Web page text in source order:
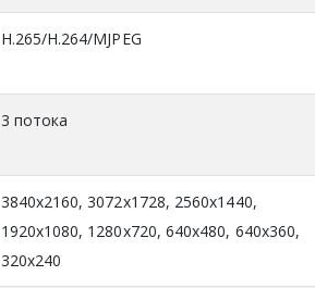
H.265/H.264/MJPEG
3 потока
3840x2160, 3072x1728, 2560x1440,
1920x1080, 1280x720, 640x480, 640x360,
320x240